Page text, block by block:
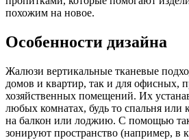
похожим на новое.
Особенности дизайна
Жалюзи вертикальные тканевые
домов и квартир, так и для офисных,
хозяйственных помещений. Их
любых комнатах, будь то спальня или
на балкон или лоджию. С помощью
зонируют пространство (например, в